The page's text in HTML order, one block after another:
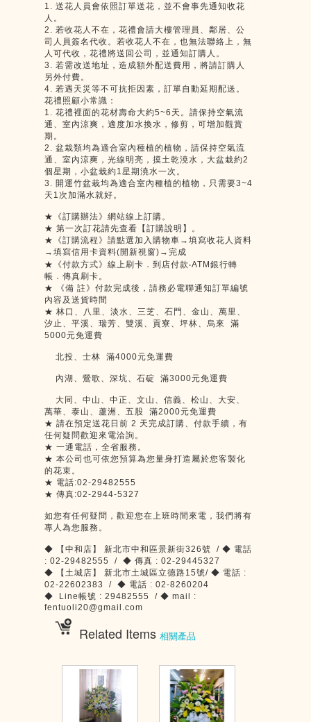
1. 送花人員會依照訂單送花，並不會事先通知收花
人。
2. 若收花人不在，花禮會請大樓管理員、鄰居、公
司人員簽名代收。若收花人不在，也無法聯絡上，無
人可代收，花禮將送回公司，並通知訂購人。
3. 若需改送地址，造成額外配送費用，將請訂購人
另外付費。
4. 若遇天災等不可抗拒因素，訂單自動延期配送。
花禮照顧小常識：
1. 花禮裡面的花材壽命大約5~6天。請保持空氣流
通、室內涼爽，適度加水換水，修剪，可增加觀賞
期。
2. 盆栽類均為適合室內種植的植物，請保持空氣流
通、室內涼爽，光線明亮，摸土乾澆水，大盆栽約2
個星期，小盆栽約1星期澆水一次。
3. 開運竹盆栽均為適合室內種植的植物，只需要3~4
天1次加滿水就好。
★《訂購辦法》網站線上訂購。
★ 第一次訂花請先查看【訂購說明】。
★《訂購流程》請點選加入購物車→填寫收花人資料
→填寫信用卡資料(開新視窗)→完成
★《付款方式》線上刷卡．到店付款‧ATM銀行轉
帳．傳真刷卡。
★ 《備 註》付款完成後，請務必電聯通知訂單編號
內容及送貨時間
★ 林口、八里、淡水、三芝、石門、金山、萬里、
汐止、平溪、瑞芳、雙溪、貢寮、坪林、烏來 滿
5000元免運費
北投、士林 滿4000元免運費
內湖、鶯歌、深坑、石碇 滿3000元免運費
大同、中山、中正、文山、信義、松山、大安、
萬華、泰山、蘆洲、五股 滿2000元免運費
★ 請在預定送花日前 2 天完成訂購、付款手續，有
任何疑問歡迎來電洽詢。
★ 一通電話，全省服務。
★ 本公司也可依您預算為您量身打造屬於您客製化
的花束。
★ 電話:02-29482555
★ 傳真:02-2944-5327
如您有任何疑問，歡迎您在上班時間來電，我們將有
專人為您服務。
◆ 【中和店】 新北市中和區景新街326號 / ◆ 電話
: 02-29482555 / ◆ 傳真 : 02-29445327
◆ 【土城店】 新北市土城區立德路15號/ ◆ 電話 :
02-22602383 / ◆ 電話 : 02-8260204
◆ Line帳號 : 29482555 / ◆ mail :
fentuoli20@gmail.com
Related Items 相關產品